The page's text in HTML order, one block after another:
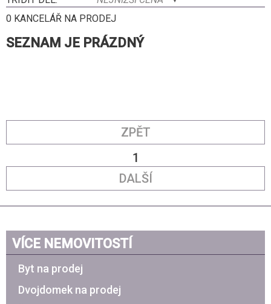
0 KANCELÁŘ NA PRODEJ
SEZNAM JE PRÁZDNÝ
ZPĚT
1
DALŠÍ
VÍCE NEMOVITOSTÍ
Byt na prodej
Dvojdomek na prodej